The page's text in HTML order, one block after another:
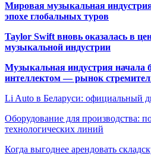
Мировая музыкальная
эпохе глобальных туров
Taylor Swift вновь оказалась в
музыкальной индустрии
Музыкальная индустрия начала
интеллектом — рынок
Li Auto в Беларуси: официальный
Оборудование для производства:
технологических линий
Когда выгоднее арендовать